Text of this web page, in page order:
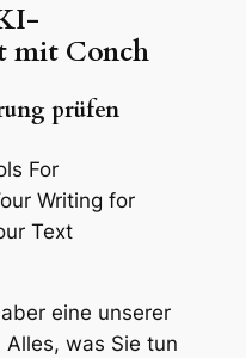
mit Conch
prüfen
eine unserer
was Sie tun